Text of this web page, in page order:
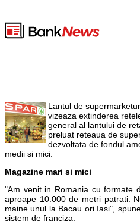
Lantul de
vizeaza extinderea
general al lantului de
preluat reteaua de
dezvoltata de fondul
medii si mici.
Magazine mari si mici
"Am venit in Romania cu formate
aproape 10.000 de metri patrati.
maine unul la Bacau ori Iasi",
sistem de franciza.